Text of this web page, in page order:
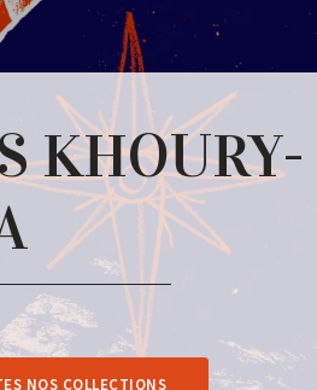
KHOURY-
NOS COLLECTIONS